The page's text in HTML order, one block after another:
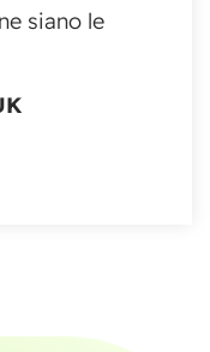
siano le